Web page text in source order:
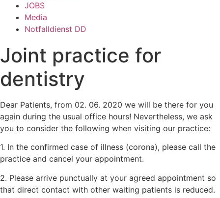
JOBS
Media
Notfalldienst DD
Joint practice for
dentistry
Dear Patients, from 02. 06. 2020 we will be there for you
again during the usual office hours! Nevertheless, we ask
you to consider the following when visiting our practice:
1. In the confirmed case of illness (corona), please call the
practice and cancel your appointment.
2. Please arrive punctually at your agreed appointment so
that direct contact with other waiting patients is reduced.